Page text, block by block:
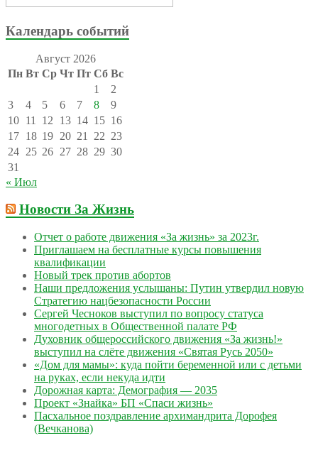
Календарь событий
Август 2026
Пн Вт Ср Чт Пт Сб Вс
1
2
3
4 5 6 7 8
9
10 11 12 13 14 15 16
17 18 19 20 21 22 23
24 25 26 27 28 29 30
31
« Июл
Новости За Жизнь
Отчет о работе движения «За жизнь» за 2023г.
Приглашаем на бесплатные курсы повышения
квалификации
Новый трек против абортов
Наши предложения услышаны: Путин утвердил новую
Стратегию нацбезопасности России
Сергей Чесноков выступил по вопросу статуса
многодетных в Общественной палате РФ
Духовник общероссийского движения «За жизнь!»
выступил на слёте движения «Святая Русь 2050»
«Дом для мамы»: куда пойти беременной или с детьми
на руках, если некуда идти
Дорожная карта: Демография — 2035
Проект «Знайка» БП «Спаси жизнь»
Пасхальное поздравление архимандрита Дорофея
(Вечканова)